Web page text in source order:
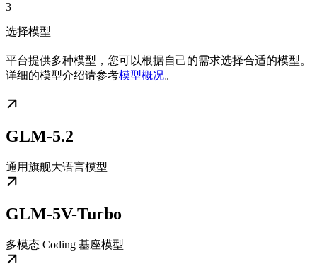
3
选择模型
平台提供多种模型，您可以根据自己的需求选择合适的模型。
详细的模型介绍请参考模型概况。
GLM-5.2
通用旗舰大语言模型
GLM-5V-Turbo
多模态 Coding 基座模型